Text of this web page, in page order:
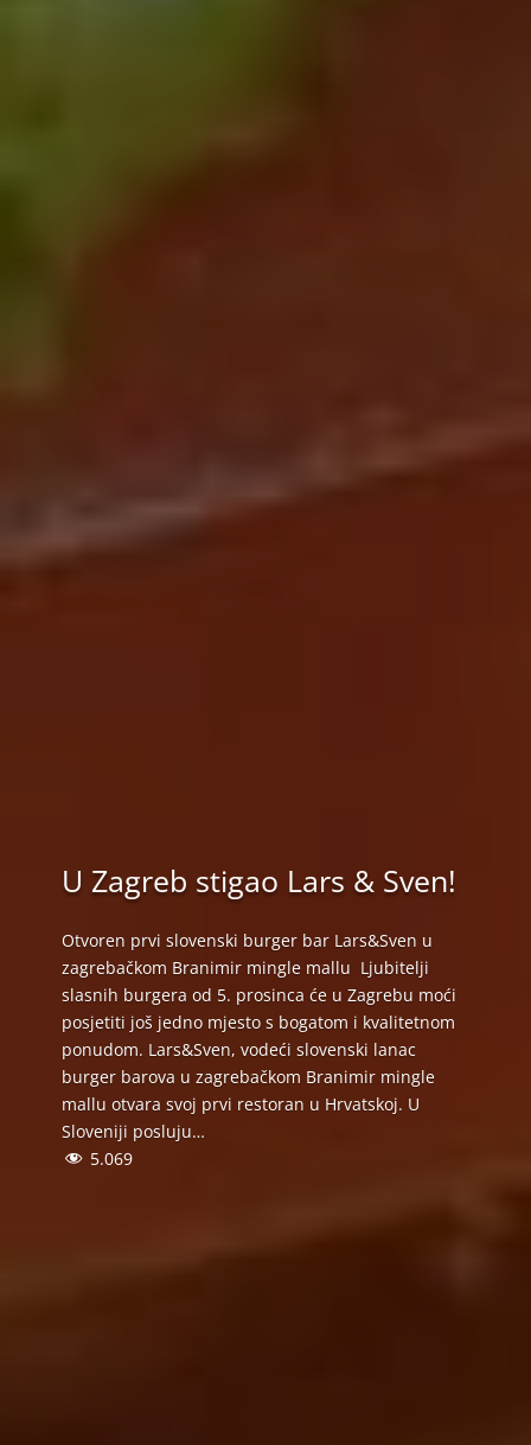
U Zagreb stigao Lars & Sven!
Otvoren prvi slovenski burger bar Lars&Sven u
zagrebačkom Branimir mingle mallu Ljubitelji
slasnih burgera od 5. prosinca će u Zagrebu moći
posjetiti još jedno mjesto s bogatom i kvalitetnom
ponudom. Lars&Sven, vodeći slovenski lanac
burger barova u zagrebačkom Branimir mingle
mallu otvara svoj prvi restoran u Hrvatskoj. U
Sloveniji posluju…
5.069